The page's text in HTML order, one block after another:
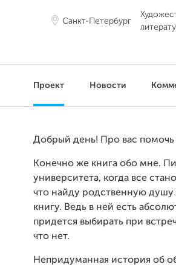
Санкт-Петербург
Проект Новости
Добрый день! Про вас
Конечно же книга обо мне.
университета, когда все
что найду родственную
книгу. Ведь в ней есть
придется выбирать при
что нет.
Непридуманная история об